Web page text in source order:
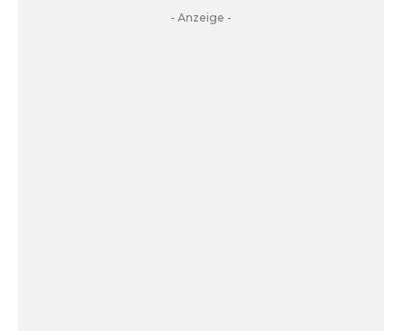
- Anzeige -